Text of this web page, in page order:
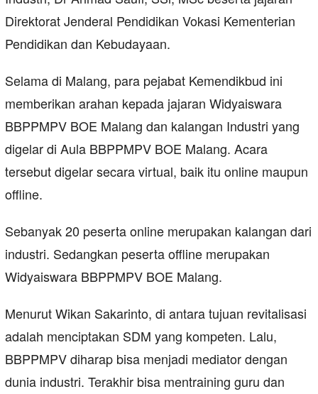
Direktorat Jenderal Pendidikan Vokasi Kementerian
Pendidikan dan Kebudayaan.
Selama di Malang, para pejabat Kemendikbud ini
memberikan arahan kepada jajaran Widyaiswara
BBPPMPV BOE Malang dan kalangan Industri yang
digelar di Aula BBPPMPV BOE Malang. Acara
tersebut digelar secara virtual, baik itu online maupun
offline.
Sebanyak 20 peserta online merupakan kalangan dari
industri. Sedangkan peserta offline merupakan
Widyaiswara BBPPMPV BOE Malang.
Menurut Wikan Sakarinto, di antara tujuan revitalisasi
adalah menciptakan SDM yang kompeten. Lalu,
BBPPMPV diharap bisa menjadi mediator dengan
dunia industri. Terakhir bisa mentraining guru dan